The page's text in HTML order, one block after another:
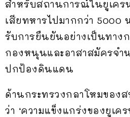
สำหรับสถานการณ์ในยูเค
เสียทหารไปมากกว่า 5000
รับการยืนยันอย่างเป็นทาง
กองหนุนและอาสาสมัครจำ
ปกป้องดินแดน
ด้านกระทรวงกลาโหมของ
ว่า ‘ความแข็งแกร่งของยูเ